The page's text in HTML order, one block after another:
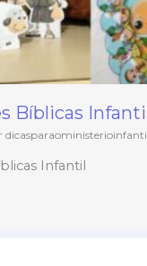
Bíblicas
Infantil